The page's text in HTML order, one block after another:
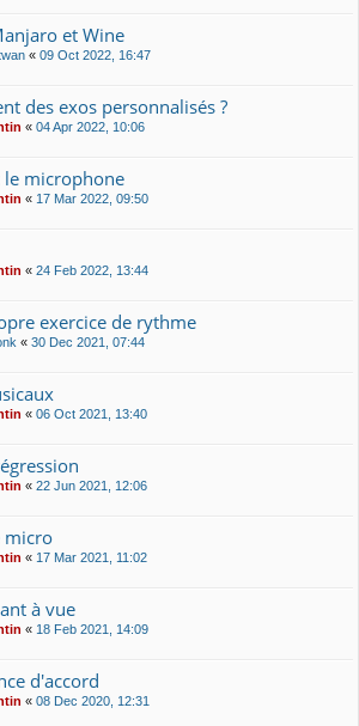
et Wine
« 09 Oct 2022, 16:47
des exos personnalisés ?
« 04 Apr 2022, 10:06
le microphone
« 17 Mar 2022, 09:50
« 24 Feb 2022, 13:44
exercice de rythme
« 30 Dec 2021, 07:44
« 06 Oct 2021, 13:40
« 22 Jun 2021, 12:06
micro
« 17 Mar 2021, 11:02
à vue
« 18 Feb 2021, 14:09
d'accord
« 08 Dec 2020, 12:31